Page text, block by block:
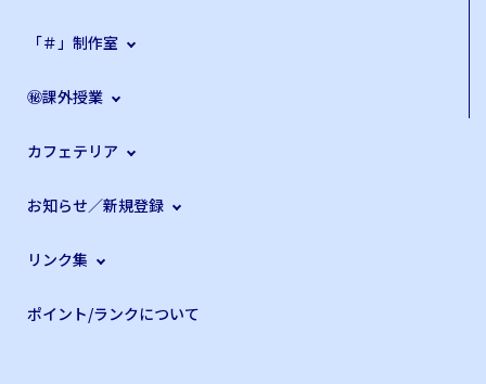
「＃」制作室
㊙課外授業
カフェテリア
お知らせ／新規登録
リンク集
ポイント/ランクについて